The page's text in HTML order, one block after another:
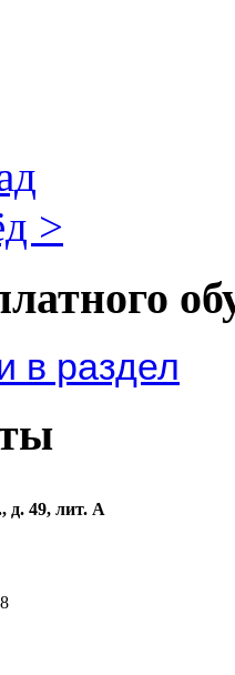
>
д. 49, лит. А